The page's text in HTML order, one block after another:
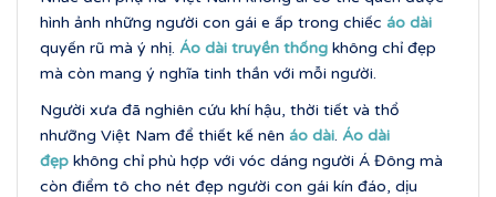
hình ảnh những người con gái e ấp trong chiếc áo dài
quyến rũ mà ý nhị. Áo dài truyền thống không chỉ đẹp
mà còn mang ý nghĩa tinh thần với mỗi người.
Người xưa đã nghiên cứu khí hậu, thời tiết và thổ
nhưỡng Việt Nam để thiết kế nên áo dài. Áo dài
đẹp không chỉ phù hợp với vóc dáng người Á Đông mà
còn điểm tô cho nét đẹp người con gái kín đáo, dịu